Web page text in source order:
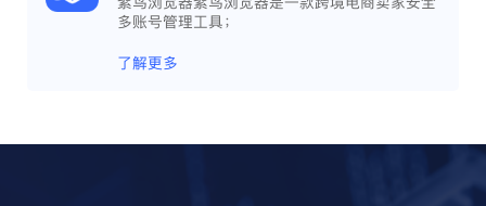
多账号管理工具；
了解更多